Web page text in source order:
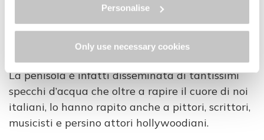
Personalise
Only use necessary cookies
L’Italia dei laghi da scoprire
in mountain bike
20 Giugno 2018da Italy Bike Hotels
La penisola è infatti disseminata di tantissimi
specchi d’acqua che oltre a rapire il cuore di noi
italiani, lo hanno rapito anche a pittori, scrittori,
musicisti e persino attori hollywoodiani.